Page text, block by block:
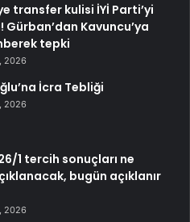
transfer kulisi İYİ Parti’yi
Gürban’dan Kavuncu’ya
tepki
2026
İcra Tebliği
2026
1 tercih sonuçları ne
bugün açıklanır
2026